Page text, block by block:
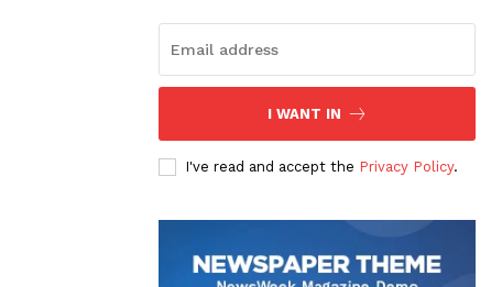
I WANT IN
I've read and accept the Privacy Policy.